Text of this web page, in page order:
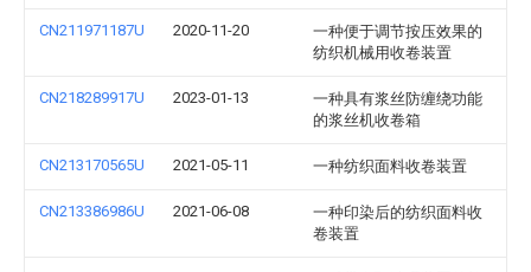
CN211971187U 2020-11-20
一种便于调节按压效果的
纺织机械用收卷装置
CN218289917U 2023-01-13
一种具有浆丝防缠绕功能
的浆丝机收卷箱
CN213170565U 2021-05-11 一种纺织面料收卷装置
CN213386986U 2021-06-08
一种印染后的纺织面料收
卷装置